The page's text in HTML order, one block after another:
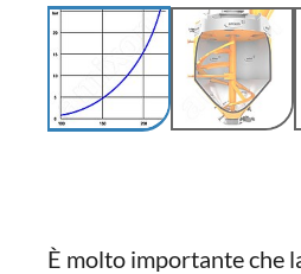
È molto importante che